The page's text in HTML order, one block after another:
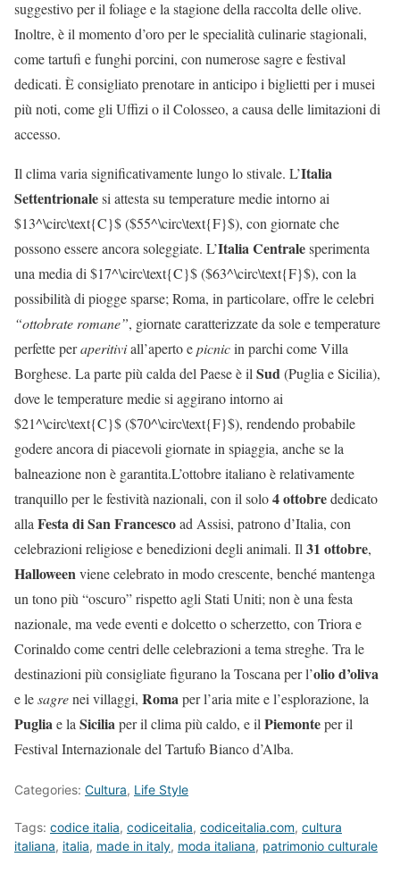
suggestivo per il foliage e la stagione della raccolta delle olive.
Inoltre, è il momento d’oro per le specialità culinarie stagionali,
come tartufi e funghi porcini, con numerose sagre e festival
dedicati. È consigliato prenotare in anticipo i biglietti per i musei
più noti, come gli Uffizi o il Colosseo, a causa delle limitazioni di
accesso.
Il clima varia significativamente lungo lo stivale. L’Italia
Settentrionalesi attesta su temperature medie intorno ai
$13^\circ\text{C}$ ($55^\circ\text{F}$), con giornate che
possono essere ancora soleggiate. L’Italia Centralesperimenta
una media di $17^\circ\text{C}$ ($63^\circ\text{F}$), con la
possibilità di piogge sparse; Roma, in particolare, offre le celebri
“ottobrate romane”, giornate caratterizzate da sole e temperature
perfette peraperitiviall’aperto epicnicin parchi come Villa
Borghese. La parte più calda del Paese è ilSud(Puglia e Sicilia),
dove le temperature medie si aggirano intorno ai
$21^\circ\text{C}$ ($70^\circ\text{F}$), rendendo probabile
godere ancora di piacevoli giornate in spiaggia, anche se la
balneazione non è garantita.L’ottobre italiano è relativamente
tranquillo per le festività nazionali, con il solo4 ottobrededicato
allaFesta di San Francescoad Assisi, patrono d’Italia, con
celebrazioni religiose e benedizioni degli animali. Il31 ottobre,
Halloweenviene celebrato in modo crescente, benché mantenga
un tono più “oscuro” rispetto agli Stati Uniti; non è una festa
nazionale, ma vede eventi e dolcetto o scherzetto, con Triora e
Corinaldo come centri delle celebrazioni a tema streghe. Tra le
destinazioni più consigliate figurano la Toscana per l’olio d’oliva
e lesagrenei villaggi, Romaper l’aria mite e l’esplorazione, la
Pugliae laSiciliaper il clima più caldo, e ilPiemonteper il
Festival Internazionale del Tartufo Bianco d’Alba.
Categories: Cultura, Life Style
Tags: codice italia, codiceitalia, codiceitalia.com, cultura
italiana, italia, made in italy, moda italiana, patrimonio culturale